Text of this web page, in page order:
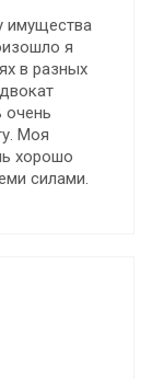
имущества
я
в разных
очень
Моя
хорошо
силами.